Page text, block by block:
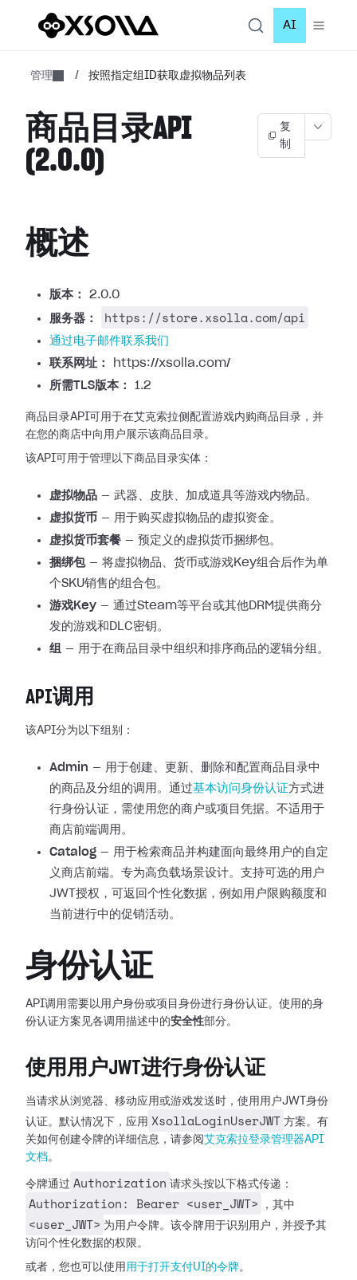
AI
管理 / 按照指定组ID获取虚拟物品列表
商品目录API
(2.0.0)
复
制
概述
版本：
2.0.0
服务器：
https://store.xsolla.com/api
通过电子邮件联系我们
联系网址：
https://xsolla.com/
所需TLS版本：
1.2
商品目录API可用于在艾克索拉侧配置游戏内购商品目录，并
在您的商店中向用户展示该商品目录。
该API可用于管理以下商品目录实体：
虚拟物品 — 武器、皮肤、加成道具等游戏内物品。
虚拟货币 — 用于购买虚拟物品的虚拟资金。
虚拟货币套餐 — 预定义的虚拟货币捆绑包。
捆绑包— 将虚拟物品、货币或游戏Key组合后作为单
个SKU销售的组合包。
游戏Key — 通过Steam等平台或其他DRM提供商分
发的游戏和DLC密钥。
组 — 用于在商品目录中组织和排序商品的逻辑分组。
API调用
该API分为以下组别：
Admin — 用于创建、更新、删除和配置商品目录中
的商品及分组的调用。通过基本访问身份认证方式进
行身份认证，需使用您的商户或项目凭据。不适用于
商店前端调用。
Catalog — 用于检索商品并构建面向最终用户的自定
义商店前端。专为高负载场景设计。支持可选的用户
JWT授权，可返回个性化数据，例如用户限购额度和
当前进行中的促销活动。
身份认证
API调用需要以用户身份或项目身份进行身份认证。使用的身
份认证方案见各调用描述中的安全性部分。
使用用户JWT进行身份认证
当请求从浏览器、移动应用或游戏发送时，使用用户JWT身份
认证。默认情况下，应用 XsollaLoginUserJWT 方案。有
关如何创建令牌的详细信息，请参阅 艾克索拉登录管理器API
文档。
令牌通过 Authorization 请求头按以下格式传递：
Authorization: Bearer <user_JWT> ，其中
<user_JWT> 为用户令牌。该令牌用于识别用户，并授予其
访问个性化数据的权限。
或者，您也可以使用 用于打开支付UI的令牌。